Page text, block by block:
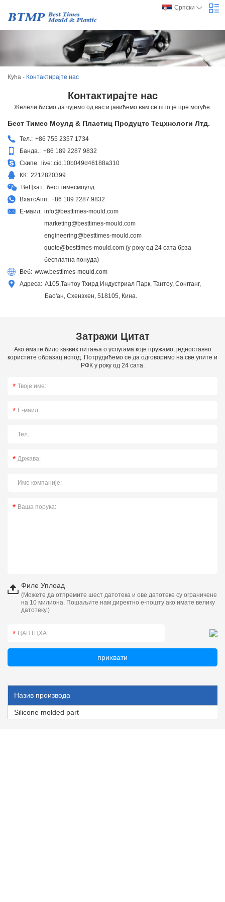
Српски
Кућа - Контактирајте нас
Контактирајте нас
Желели бисмо да чујемо од вас и јавићемо вам се што је пре могуће.
Бест Тимес Моулд & Пластиц Продуцтс Тецхнологи Лтд.
Тел.: +86 755 2357 1734
Банда.: +86 189 2287 9832
Скипе: live:.cid.10b049d46188a310
КК: 2212820399
ВеЦхат: бесттимесмоулд
ВхатсАпп: +86 189 2287 9832
Е-маил: info@besttimes-mould.com
marketing@besttimes-mould.com
engineering@besttimes-mould.com
quote@besttimes-mould.com (у року од 24 сата брза
бесплатна понуда)
Веб: www.besttimes-mould.com
Адреса: А105,Тантоу Тхирд Индустриал Парк, Тантоу, Сонгганг,
Бао'ан, Схензхен, 518105, Кина.
Затражи Цитат
Ако имате било каквих питања о услугама које пружамо, једноставно
користите образац испод. Потрудићемо се да одговоримо на све упите и
РФК у року од 24 сата.
Филе Уплоад
(Можете да отпремите шест датотека и ове датотеке су ограничене
на 10 милиона. Пошаљите нам директно е-пошту ако имате велику
датотеку.)
Назив производа
Silicone molded part